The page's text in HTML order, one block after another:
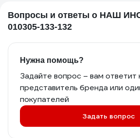
Вопросы и ответы о НАШ
010305-133-132
Нужна помощь?
Задайте вопрос – вам ответит
представитель бренда или
покупателей
Задать вопрос